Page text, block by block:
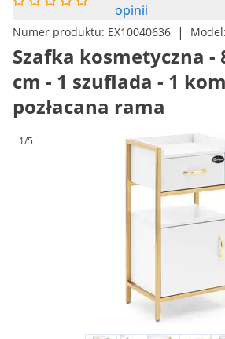
opinii
Numer produktu: EX10040636 | Model:
Szafka kosmetyczna -
cm - 1 szuflada - 1
pozłacana rama
1/5